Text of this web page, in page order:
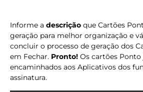
Informe a descrição que Cartões
geração para melhor organização e
concluir o processo de geração dos
em Fechar. Pronto! Os cartões Ponto
encaminhados aos Aplicativos dos
assinatura.